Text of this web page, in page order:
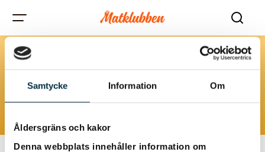
Samtycke Information Om
Åldersgräns och kakor
Denna webbplats innehåller information om
New Level Brewing